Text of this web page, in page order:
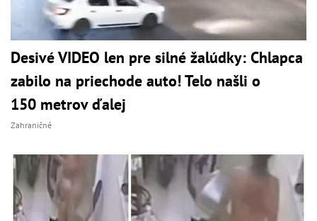
Desivé VIDEO len pre silné žalúdky: Chlapca
zabilo na priechode auto! Telo našli o
150 metrov ďalej
Zahraničné